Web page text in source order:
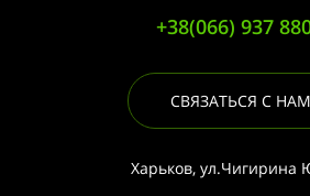
+38(066) 937
СВЯЗАТЬСЯ С
Харьков, ул.Чигирина